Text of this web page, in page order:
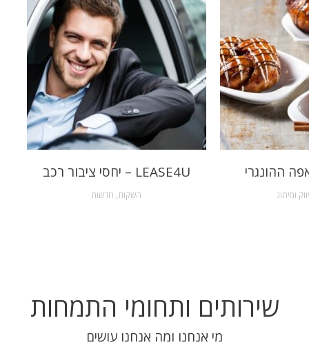
LEASE4U – יחסי ציבור רכב
השקות, חדשות
ההונגרי
ומיתוג
שירותים ותחומי התמחות
מי אנחנו ומה אנחנו עושים